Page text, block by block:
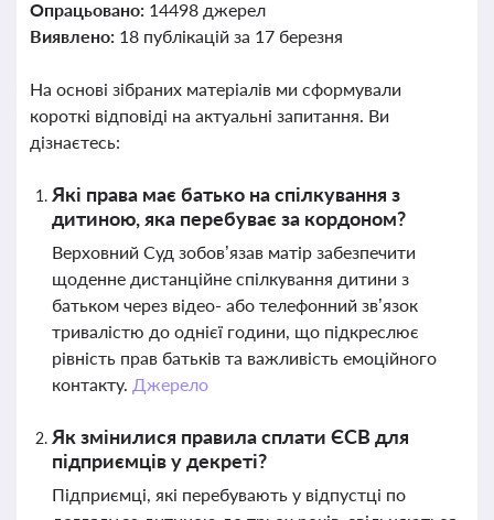
Опрацьовано: 14498 джерел
Виявлено: 18 публікацій за 17 березня
На основі зібраних матеріалів ми сформували
короткі відповіді на актуальні запитання. Ви
дізнаєтесь:
Які права має батько на спілкування з
дитиною, яка перебуває за кордоном?
Верховний Суд зобов’язав матір забезпечити
щоденне дистанційне спілкування дитини з
батьком через відео- або телефонний зв’язок
тривалістю до однієї години, що підкреслює
рівність прав батьків та важливість емоційного
контакту. Джерело
Як змінилися правила сплати ЄСВ для
підприємців у декреті?
Підприємці, які перебувають у відпустці по